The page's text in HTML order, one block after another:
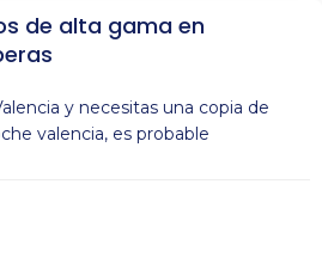
de alta gama en
y necesitas una copia de
valencia, es probable